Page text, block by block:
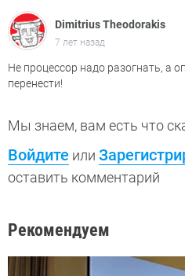
Dimitrius Theodorakis
7 лет назад
Не процессор надо разогнать, а
перенести!
Мы знаем, вам есть что
Войдите или
оставить комментарий
Рекомендуем